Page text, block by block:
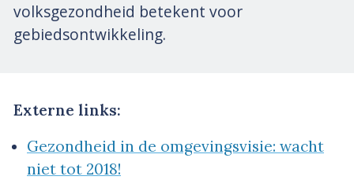
volksgezondheid betekent voor
gebiedsontwikkeling.
Externe links:
Gezondheid in de omgevingsvisie: wacht
niet tot 2018!